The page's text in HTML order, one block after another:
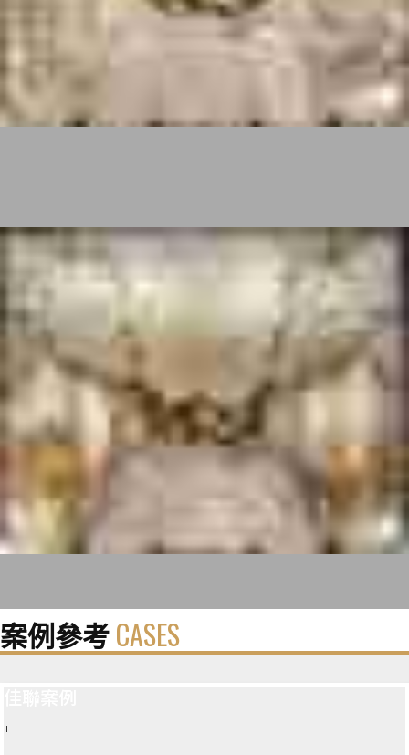
案例參考CASES
+